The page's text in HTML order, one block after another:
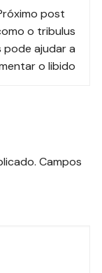
post
o tribulus
ajudar a
o libido
Campos